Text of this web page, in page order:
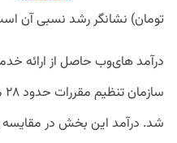
تومان) نشانگر رشد نسبی آن
درآمد های‌وب حاصل از ارائه
شد. درآمد این بخش در